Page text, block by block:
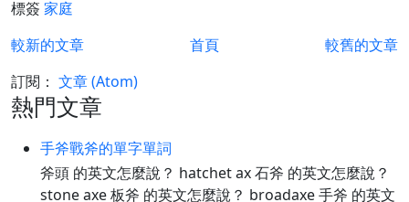
標簽 家庭
較新的文章
較舊的文章
首頁
訂閱： 文章 (Atom)
熱門文章
手斧戰斧的單字單詞
斧頭 的英文怎麼說？ hatchet ax 石斧 的英文怎麼說？
stone axe 板斧 的英文怎麼說？ broadaxe 手斧 的英文